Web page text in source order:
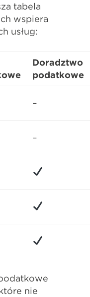
tabela
wspiera
usług:
Doradztwo
podatkowe
–
–
nie